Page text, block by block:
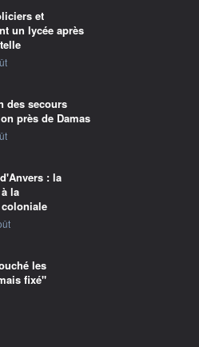
et
un lycée après
des secours
près de Damas
: la
la
les
fixé"